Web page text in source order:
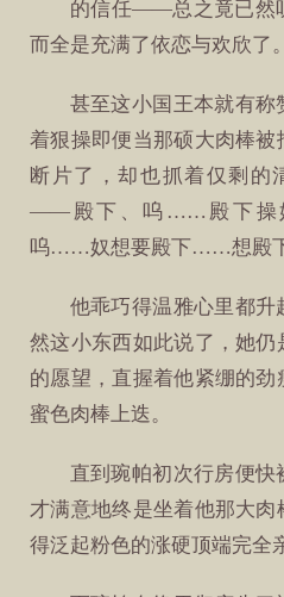
的信任——总之竟已然
而全是充满了依恋与欢欣了。
甚至这小国王本就有
着狠操即便当那硕大肉棒
断片了，却也抓着仅剩的
——殿下、呜……殿下
呜……奴想要殿下……想殿
他乖巧得温雅心里都
然这小东西如此说了，她仍
的愿望，直握着他紧绷的
蜜色肉棒上迭。
直到琬帕初次行房便
才满意地终是坐着他那大
得泛起粉色的涨硬顶端完全